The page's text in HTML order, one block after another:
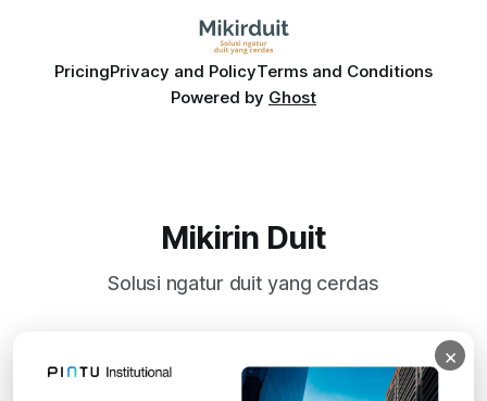
PricingPrivacy and PolicyTerms and Conditions
Powered by Ghost
Mikirin Duit
Solusi ngatur duit yang cerdas
Subscribe
×